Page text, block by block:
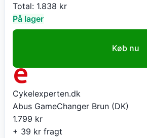
Total: 1.838 kr
På lager
Køb nu
Cykelexperten.dk
Abus GameChanger Brun (DK)
1.799 kr
+ 39 kr fragt